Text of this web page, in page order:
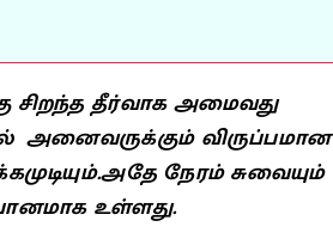
சிறந்த தீர்வாக அமைவது
விருப்பமான
நேரம் சுவையும்
உள்ளது.